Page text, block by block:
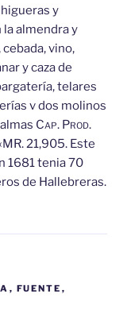
y
almendra y
vino,
y caza de
telares
v dos molinos
Cap. Prod.
21,905. Este
1681 tenia 70
de Hallebreras.
, FUENTE ,